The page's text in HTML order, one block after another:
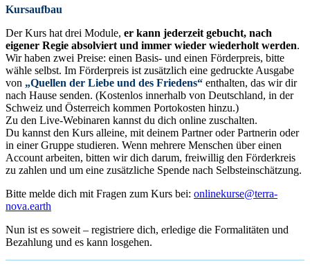
Kursaufbau
Der Kurs hat drei Module, er kann jederzeit gebucht, nach
eigener Regie absolviert und immer wieder wiederholt werden.
Wir haben zwei Preise: einen Basis- und einen Förderpreis, bitte
wähle selbst. Im Förderpreis ist zusätzlich eine gedruckte Ausgabe
von „Quellen der Liebe und des Friedens“ enthalten, das wir dir
nach Hause senden. (Kostenlos innerhalb von Deutschland, in der
Schweiz und Österreich kommen Portokosten hinzu.)
Zu den Live-Webinaren kannst du dich online zuschalten.
Du kannst den Kurs alleine, mit deinem Partner oder Partnerin oder
in einer Gruppe studieren. Wenn mehrere Menschen über einen
Account arbeiten, bitten wir dich darum, freiwillig den Förderkreis
zu zahlen und um eine zusätzliche Spende nach Selbsteinschätzung.
Bitte melde dich mit Fragen zum Kurs bei: onlinekurse@terra-
nova.earth
Nun ist es soweit – registriere dich, erledige die Formalitäten und
Bezahlung und es kann losgehen.